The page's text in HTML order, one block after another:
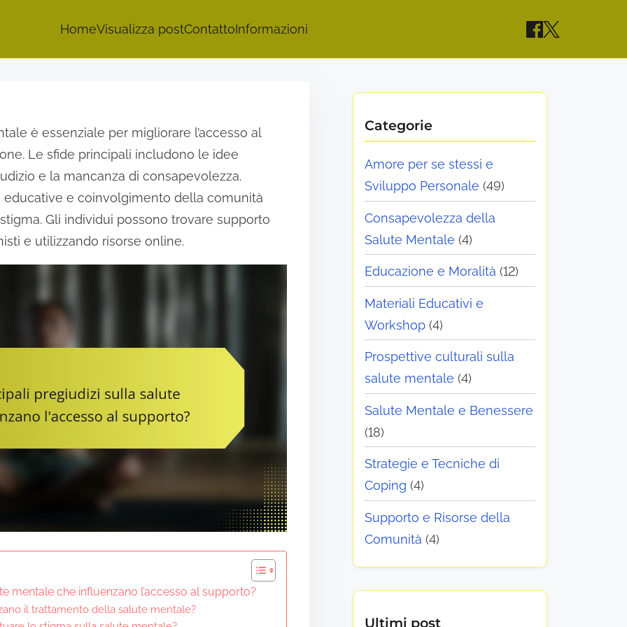
HomeVisualizza postContattoInformazioni
è essenziale per migliorare l’accesso al
Le sfide principali includono le idee
e la mancanza di consapevolezza.
e coinvolgimento della comunità
Gli individui possono trovare supporto
e utilizzando risorse online.
mentale che influenzano l’accesso al supporto?
il trattamento della salute mentale?
Categorie
Amore per se stessi e
Sviluppo Personale (49)
Consapevolezza della
Salute Mentale (4)
Educazione e Moralità (12)
Materiali Educativi e
Workshop (4)
Prospettive culturali sulla
salute mentale (4)
Salute Mentale e Benessere
(18)
Strategie e Tecniche di
Coping (4)
Supporto e Risorse della
Comunità (4)
Ultimi post